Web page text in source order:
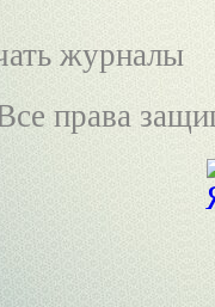
журналы
права